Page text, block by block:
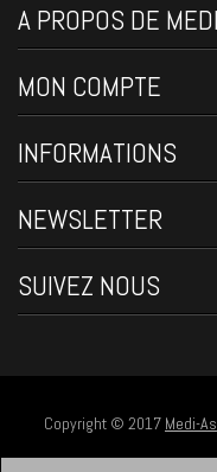
A PROPOS DE
MON COMPTE
INFORMATIONS
NEWSLETTER
SUIVEZ NOUS
Copyright © 2017 Medi-As